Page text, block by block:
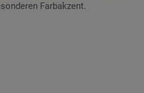
Farbakzent.